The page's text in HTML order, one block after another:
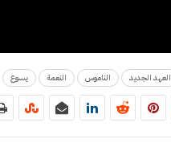
العهد الجديد الناموس النعمة يسوع